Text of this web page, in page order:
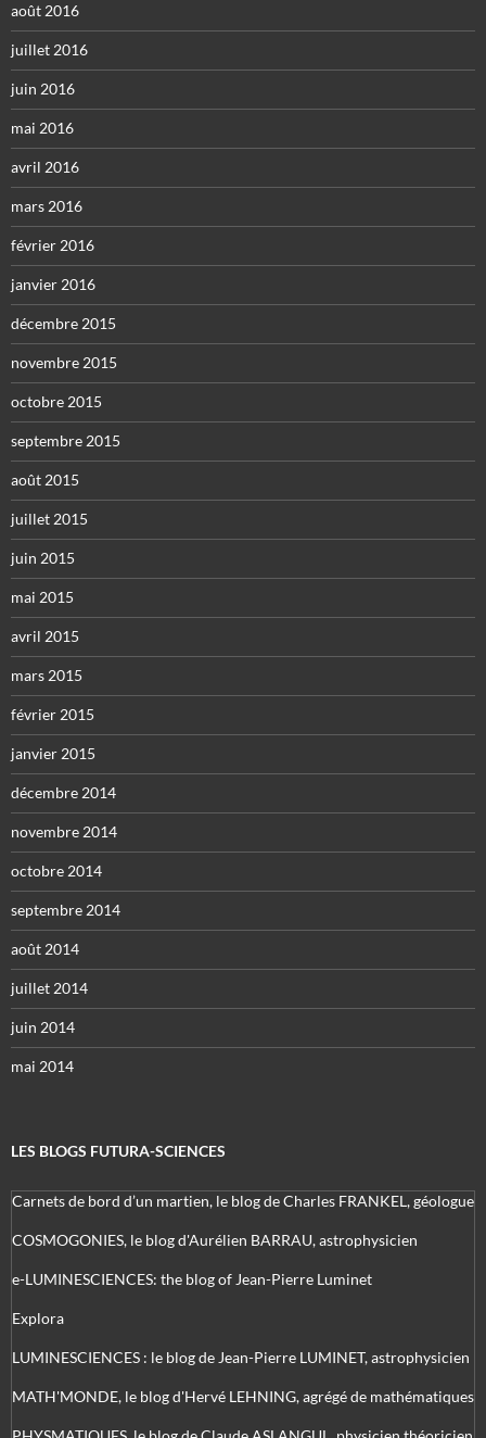
août 2016
juillet 2016
juin 2016
mai 2016
avril 2016
mars 2016
février 2016
janvier 2016
décembre 2015
novembre 2015
octobre 2015
septembre 2015
août 2015
juillet 2015
juin 2015
mai 2015
avril 2015
mars 2015
février 2015
janvier 2015
décembre 2014
novembre 2014
octobre 2014
septembre 2014
août 2014
juillet 2014
juin 2014
mai 2014
LES BLOGS FUTURA-SCIENCES
Carnets de bord d’un martien, le blog de Charles FRANKEL, géologue
COSMOGONIES, le blog d'Aurélien BARRAU, astrophysicien
e-LUMINESCIENCES: the blog of Jean-Pierre Luminet
Explora
LUMINESCIENCES : le blog de Jean-Pierre LUMINET, astrophysicien
MATH'MONDE, le blog d'Hervé LEHNING, agrégé de mathématiques